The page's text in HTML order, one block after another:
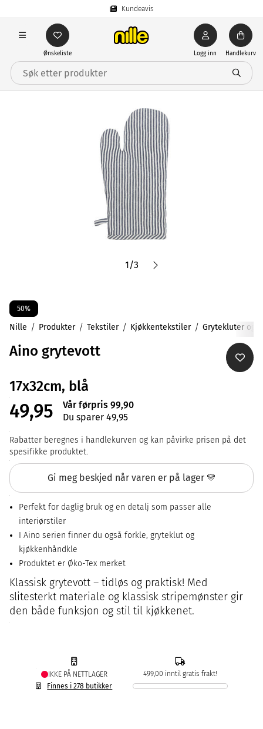
Kundeavis
Ønskeliste Logg inn Handlekurv
1/3
50%
Nille Produkter Tekstiler Kjøkkentekstiler Grytekluter og
Aino grytevott
17x32cm, blå
49,95
Vår førpris 99,90
Du sparer 49,95
Rabatter beregnes i handlekurven og kan påvirke prisen på det
spesifikke produktet.
Gi meg beskjed når varen er på lager 💛
Perfekt for daglig bruk og en detalj som passer alle
interiørstiler
I Aino serien finner du også forkle, gryteklut og
kjøkkenhåndkle
Produktet er Øko-Tex merket
Klassisk grytevott – tidløs og praktisk! Med
slitesterkt materiale og klassisk stripemønster gir
den både funksjon og stil til kjøkkenet.
IKKE PÅ NETTLAGER
Finnes i 278 butikker
499,00 inntil gratis frakt!